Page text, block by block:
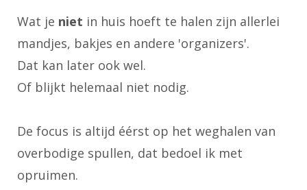
Wat je niet in huis hoeft te halen zijn allerlei
mandjes, bakjes en andere 'organizers'.
Dat kan later ook wel.
Of blijkt helemaal niet nodig.
De focus is altijd éérst op het weghalen van
overbodige spullen, dat bedoel ik met
opruimen.